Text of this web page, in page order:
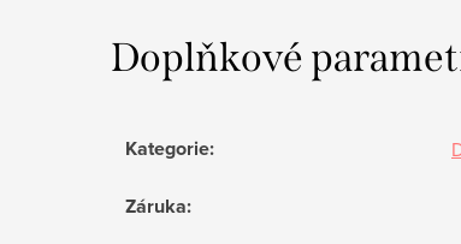
Doplňkové
Kategorie:
Záruka: